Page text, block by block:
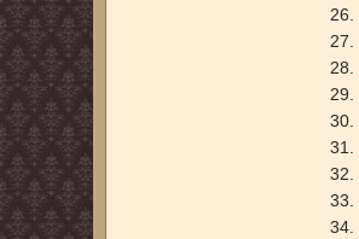
26.
27.
28.
29.
30.
31.
32.
33.
34.